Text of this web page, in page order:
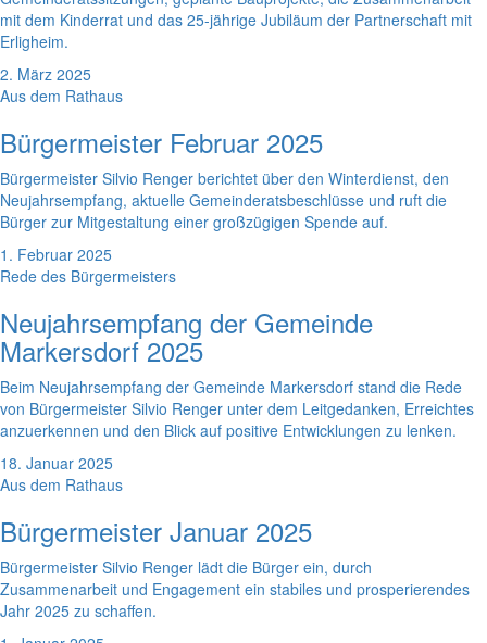
mit dem Kinderrat und das 25-jährige Jubiläum der Partnerschaft mit
Erligheim.
2. März 2025
Aus dem Rathaus
Bürgermeister Februar 2025
Bürgermeister Silvio Renger berichtet über den Winterdienst, den
Neujahrsempfang, aktuelle Gemeinderatsbeschlüsse und ruft die
Bürger zur Mitgestaltung einer großzügigen Spende auf.
1. Februar 2025
Rede des Bürgermeisters
Neujahrsempfang der Gemeinde
Markersdorf 2025
Beim Neujahrsempfang der Gemeinde Markersdorf stand die Rede
von Bürgermeister Silvio Renger unter dem Leitgedanken, Erreichtes
anzuerkennen und den Blick auf positive Entwicklungen zu lenken.
18. Januar 2025
Aus dem Rathaus
Bürgermeister Januar 2025
Bürgermeister Silvio Renger lädt die Bürger ein, durch
Zusammenarbeit und Engagement ein stabiles und prosperierendes
Jahr 2025 zu schaffen.